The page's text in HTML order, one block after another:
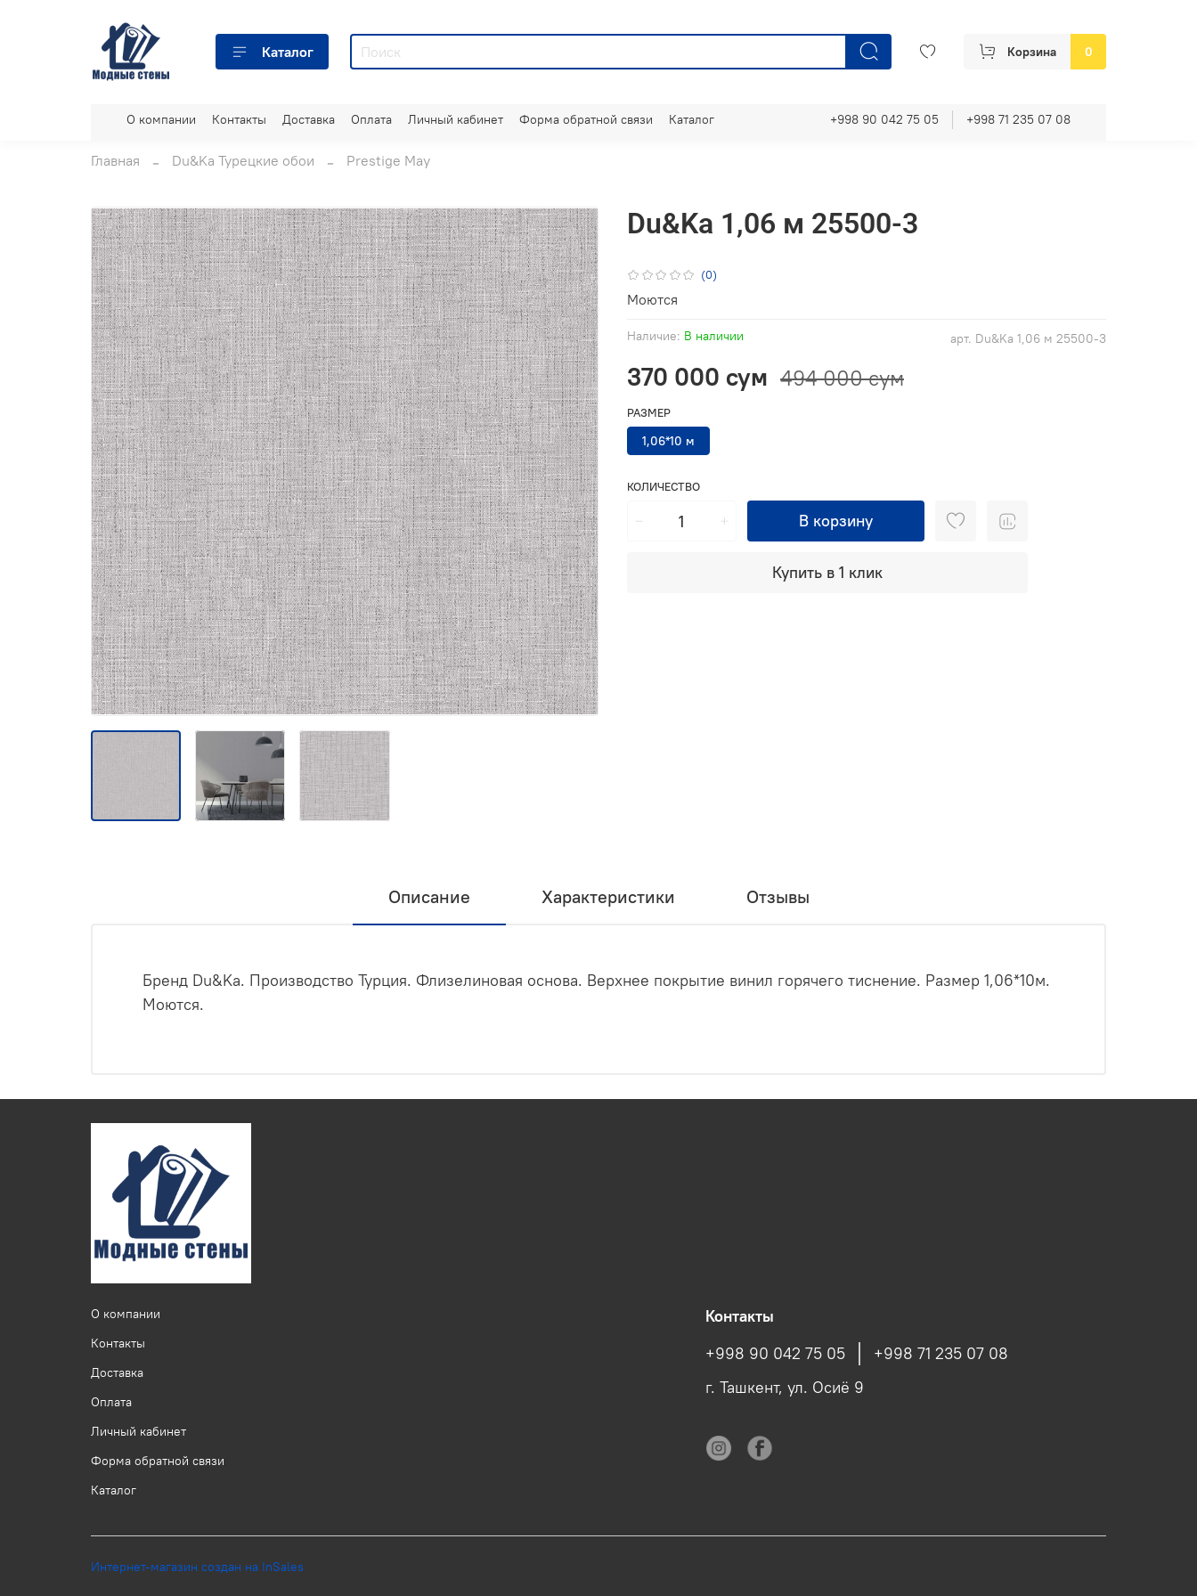
Каталог Корзина 0
О компании Контакты Доставка Оплата Личный кабинет Форма обратной связи Каталог +998 90 042 75 05 +998 71 235 07 08
Главная Du&Ka Турецкие обои Prestige May
(0)
арт. Du&Ka 1,06 м 25500-3
Наличие: В наличии
Du&Ka 1,06 м 25500-3
370 000 сум 494 000 сум
КОЛИЧЕСТВО
В корзину
Купить в 1 клик
РАЗМЕР
1,06*10 м
Моются
Описание Характеристики Отзывы
Бренд Du&Ka. Производство Турция. Флизелиновая основа. Верхнее покрытие винил горячего тиснение. Размер 1,06*10м.
Моются.
О компании
Контакты
Доставка
Оплата
Личный кабинет
Форма обратной связи
Каталог
Контакты
+998 90 042 75 05
+998 71 235 07 08
г. Ташкент, ул. Осиё 9
Интернет-магазин создан на InSales